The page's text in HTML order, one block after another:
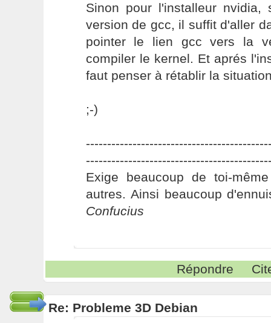
Sinon pour l'installeur
version de gcc, il suffit d'aller
pointer le lien gcc vers la
compiler le kernel. Et aprés
faut penser à rétablir la
;-)
Exige beaucoup de toi-
autres. Ainsi beaucoup
Confucius
Répondre
Re: Probleme 3D Debian